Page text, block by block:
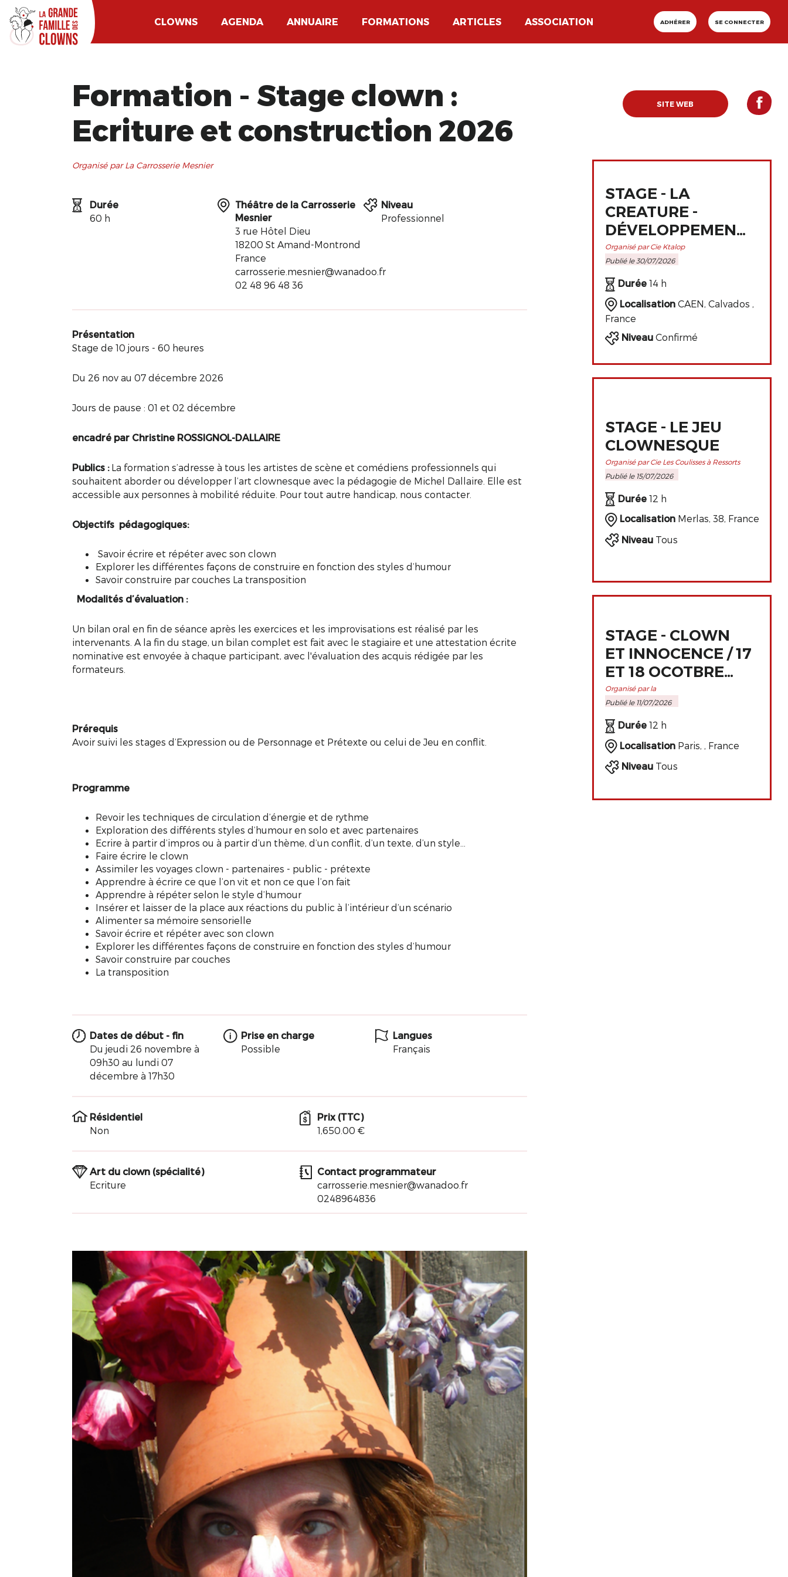
CLOWNS AGENDA ANNUAIRE FORMATIONS ARTICLES ASSOCIATION ADHÉRER SE CONNECTER
Formation - Stage clown :
Ecriture et construction 2026
Organisé par La Carrosserie Mesnier
Durée
60 h
Théâtre de la Carrosserie
Mesnier
3 rue Hôtel Dieu
18200 St Amand-Montrond
France
carrosserie.mesnier@wanadoo.fr
02 48 96 48 36
Niveau
Professionnel
Présentation
Stage de 10 jours - 60 heures
Du 26 nov au 07 décembre 2026
Jours de pause : 01 et 02 décembre
encadré par Christine ROSSIGNOL-DALLAIRE
Publics : La formation s’adresse à tous les artistes de scène et comédiens professionnels qui
souhaitent aborder ou développer l’art clownesque avec la pédagogie de Michel Dallaire. Elle est
accessible aux personnes à mobilité réduite. Pour tout autre handicap, nous contacter.
Objectifs pédagogiques:
Savoir écrire et répéter avec son clown
Explorer les différentes façons de construire en fonction des styles d’humour
Savoir construire par couches La transposition
Modalités d’évaluation :
Un bilan oral en fin de séance après les exercices et les improvisations est réalisé par les
intervenants. A la fin du stage, un bilan complet est fait avec le stagiaire et une attestation écrite
nominative est envoyée à chaque participant, avec l'évaluation des acquis rédigée par les
formateurs.
Prérequis
Avoir suivi les stages d’Expression ou de Personnage et Prétexte ou celui de Jeu en conflit.
Programme
Revoir les techniques de circulation d’énergie et de rythme
Exploration des différents styles d’humour en solo et avec partenaires
Ecrire à partir d’impros ou à partir d’un thème, d’un conflit, d’un texte, d’un style…
Faire écrire le clown
Assimiler les voyages clown - partenaires - public - prétexte
Apprendre à écrire ce que l’on vit et non ce que l’on fait
Apprendre à répéter selon le style d’humour
Insérer et laisser de la place aux réactions du public à l’intérieur d’un scénario
Alimenter sa mémoire sensorielle
Savoir écrire et répéter avec son clown
Explorer les différentes façons de construire en fonction des styles d’humour
Savoir construire par couches
La transposition
Dates de début - fin
Du jeudi 26 novembre à
09h30 au lundi 07
décembre à 17h30
Prise en charge
Possible
Langues
Français
Résidentiel
Non
Prix (TTC)
1,650.00 €
Art du clown (spécialité)
Ecriture
Contact programmateur
carrosserie.mesnier@wanadoo.fr
0248964836
SITE WEB
STAGE - LA
CREATURE -
DÉVELOPPEMENT
ET
PERFECTIONNEMENT
DE L'ART
CLOWNESQUE
Organisé par Cie Ktalop
Publié le 30/07/2026
Durée14 h
LocalisationCAEN, Calvados ,
France
NiveauConfirmé
STAGE - LE JEU
CLOWNESQUE
Organisé par Cie Les Coulisses à Ressorts
Publié le 15/07/2026
Durée12 h
LocalisationMerlas, 38, France
NiveauTous
STAGE - CLOWN
ET INNOCENCE / 17
ET 18 OCOTBRE
2026 À PARIS
Organisé par la
Publié le 11/07/2026
Durée12 h
LocalisationParis, , France
NiveauTous